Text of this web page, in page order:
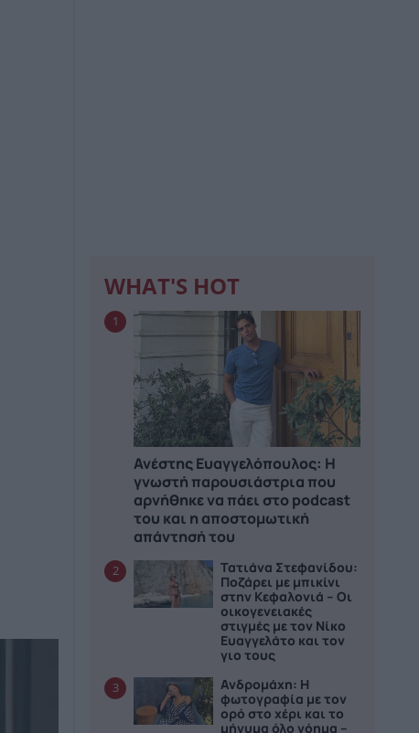
WHAT'S HOT
1
Ανέστης Ευαγγελόπουλος: Η
γνωστή παρουσιάστρια που
αρνήθηκε να πάει στο podcast
του και η αποστομωτική
απάντησή του
2
Τατιάνα Στεφανίδου:
Ποζάρει με μπικίνι
στην Κεφαλονιά – Οι
οικογενειακές
στιγμές με τον Νίκο
Ευαγγελάτο και τον
γιο τους
3
Ανδρομάχη: Η
φωτογραφία με τον
ορό στο χέρι και το
μήνυμα όλο νόημα –